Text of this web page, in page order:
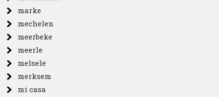
marke
mechelen
meerbeke
meerle
melsele
merksem
mi casa